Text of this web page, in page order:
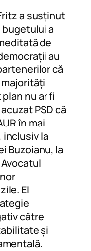
a susținut
bugetului a
de
au
că
nu ar fi
PSD că
în mai
la
Buzoianu, la
El
către
și